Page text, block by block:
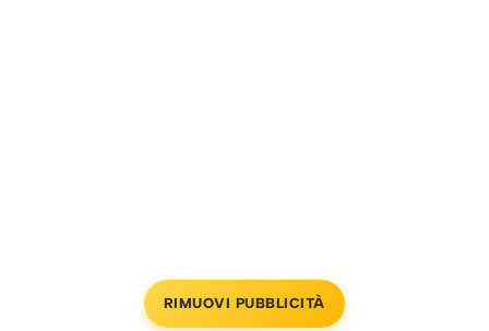
RIMUOVI PUBBLICITÀ